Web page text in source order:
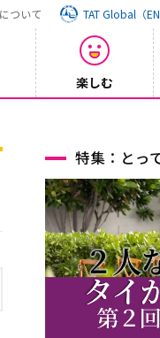
ついて TAT Global（
楽しむ
特集：とっ